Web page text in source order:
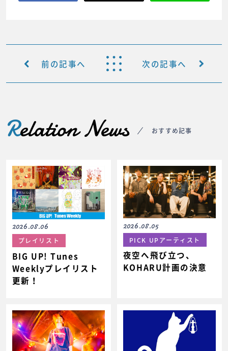
前の記事へ 次の記事へ
Relation News おすすめ記事
2026.08.06
プレイリスト
BIG UP! Tunes
Weeklyプレイリスト
更新！
2026.08.05
PICK UPアーティスト
夜空へ飛び立つ、
KOHARU計画の決意